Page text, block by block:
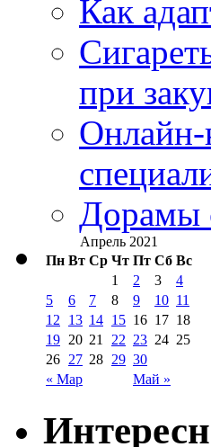
Как
при
Дорамы
Апрель 2021
Пн Вт Ср Чт Пт Сб Вс
« Мар Май »
1 2 3
4
5
6 7 8 9 10 11
12
13 14 15 16 17 18
19 20 21 22 23 24 25
26 27 28 29 30